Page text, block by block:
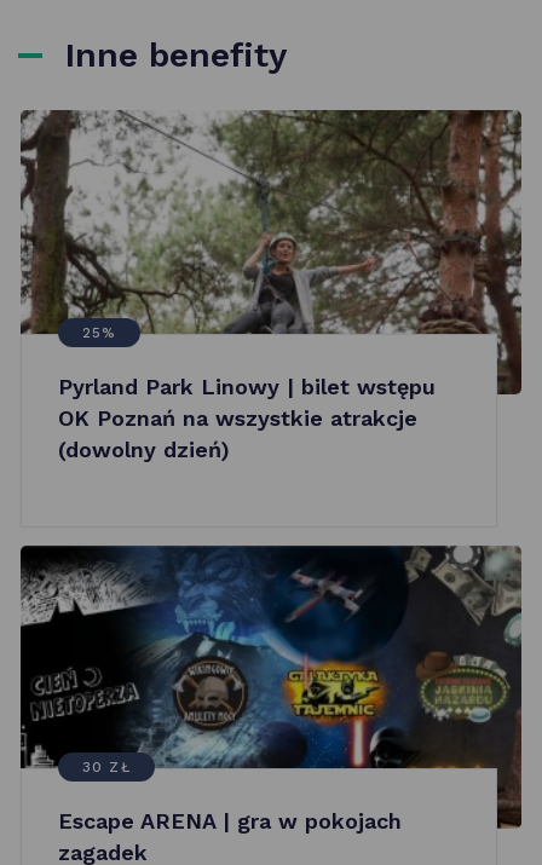
Inne benefity
25%
Pyrland Park Linowy | bilet wstępu
OK Poznań na wszystkie atrakcje
(dowolny dzień)
30 ZŁ
Escape ARENA | gra w pokojach
zagadek